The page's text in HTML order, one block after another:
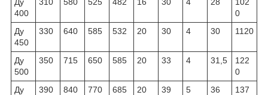
400
0
Ду
450
330 640 585 532 20 30 4 30 1120
Ду
500
350 715 650 585 20 33 4 31,5
122
0
Ду
390 840 770 685 20 39 5 36
137